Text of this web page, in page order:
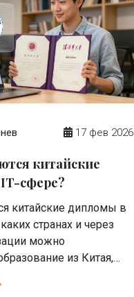
17 фев 2026
китайские
сфере?
китайские дипломы в
странах и через
можно
из Китая,
без